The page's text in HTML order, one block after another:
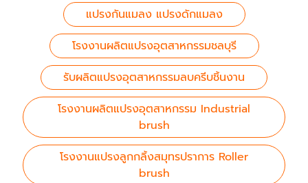
แปรงกันแมลง แปรงดักแมลง
โรงงานผลิตแปรงอุตสาหกรรมชลบุรี
รับผลิตแปรงอุตสาหกรรมลบครีบชิ้นงาน
โรงงานผลิตแปรงอุตสาหกรรม Industrial
brush
โรงงานแปรงลูกกลิ้งสมุทรปราการ Roller
brush